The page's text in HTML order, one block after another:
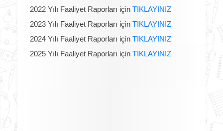
2022 Yılı Faaliyet Raporları için TIKLAYINIZ
2023 Yılı Faaliyet Raporları için TIKLAYINIZ
2024 Yılı Faaliyet Raporları için TIKLAYINIZ
2025 Yılı Faaliyet Raporları için TIKLAYINIZ